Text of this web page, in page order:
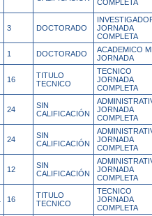
COMPLETA
3 DOCTORADO
JORNADA
COMPLETA
1 DOCTORADO
ACADEMICO
JORNADA
16
TITULO
TECNICO
TECNICO
JORNADA
COMPLETA
24
SIN
CALIFICACIÓN
JORNADA
COMPLETA
24
SIN
CALIFICACIÓN
JORNADA
COMPLETA
12
SIN
CALIFICACIÓN
JORNADA
COMPLETA
16
TITULO
TECNICO
TECNICO
JORNADA
COMPLETA